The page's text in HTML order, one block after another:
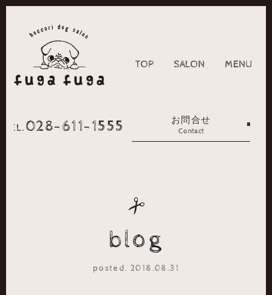
TOP SALON MENU
TEL. 028-611-1555 お問合せ
Contact
blog
posted. 2018.08.31